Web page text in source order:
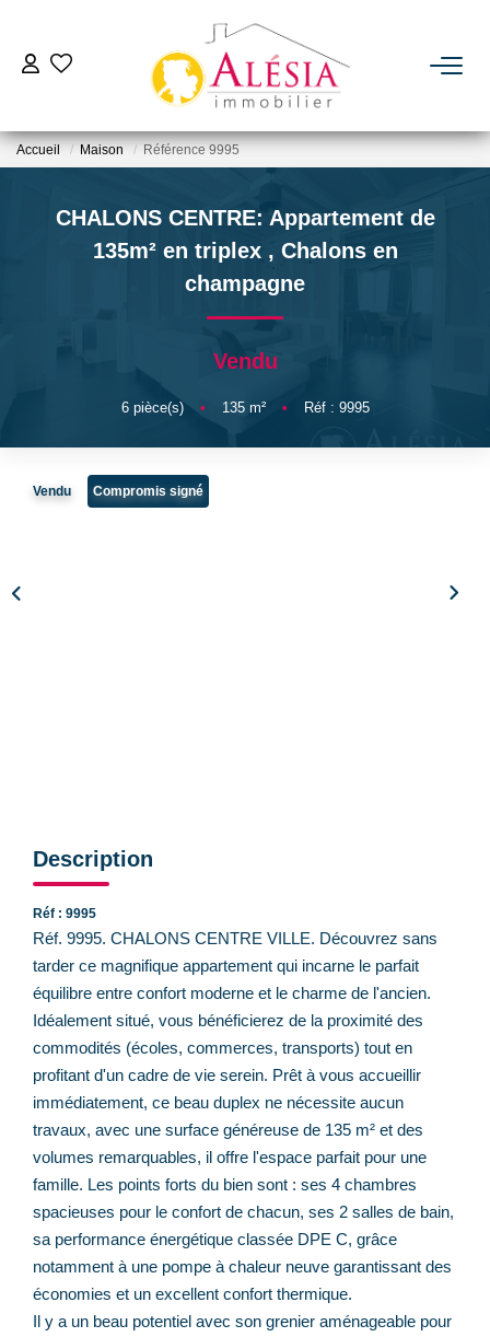
ACHETER
BIENS VENDUS / LOUÉS
NOTRE AGENCE
CONTACT
Accueil Maison Référence 9995
CHALONS CENTRE: Appartement de
135m² en triplex , Chalons en
champagne
Vendu
6pièce(s) • 135m² • Réf : 9995
Vendu Compromis signé
Description
Réf : 9995
Réf. 9995. CHALONS CENTRE VILLE. Découvrez sans
tarder ce magnifique appartement qui incarne le parfait
équilibre entre confort moderne et le charme de l'ancien.
Idéalement situé, vous bénéficierez de la proximité des
commodités (écoles, commerces, transports) tout en
profitant d'un cadre de vie serein. Prêt à vous accueillir
immédiatement, ce beau duplex ne nécessite aucun
travaux, avec une surface généreuse de 135 m² et des
volumes remarquables, il offre l'espace parfait pour une
famille. Les points forts du bien sont : ses 4 chambres
spacieuses pour le confort de chacun, ses 2 salles de bain,
sa performance énergétique classée DPE C, grâce
notamment à une pompe à chaleur neuve garantissant des
économies et un excellent confort thermique.
Il y a un beau potentiel avec son grenier aménageable pour